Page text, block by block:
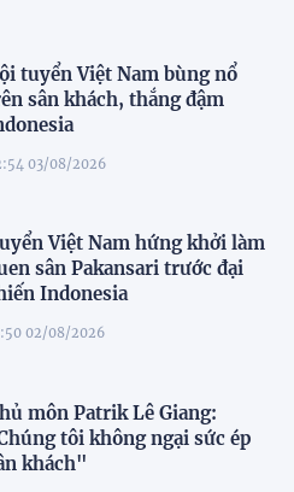
tuyển Việt Nam bùng nổ
sân khách, thắng đậm
03/08/2026
Việt Nam hứng khởi làm
sân Pakansari trước đại
Indonesia
02/08/2026
môn Patrik Lê Giang:
tôi không ngại sức ép
khách"